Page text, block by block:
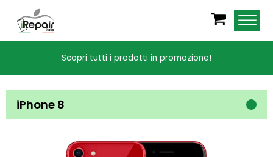
Scopri tutti i prodotti in promozione!
iPhone 8